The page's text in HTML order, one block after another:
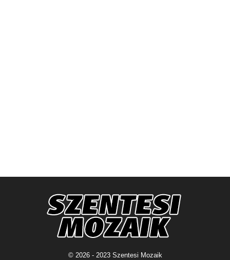
© 2026 - 2023 Szentesi Mozaik